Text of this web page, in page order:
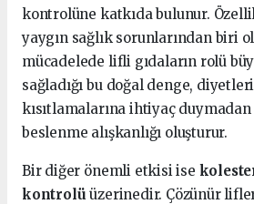
kontrolüne katkıda bulunur.
yaygın sağlık sorunlarından biri
mücadelede lifli gıdaların rolü
sağladığı bu doğal denge,
kısıtlamalarına ihtiyaç
beslenme alışkanlığı oluşturur.
Bir diğer önemli etkisi ise
kontrolüüzerinedir. Çözünür